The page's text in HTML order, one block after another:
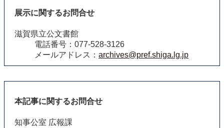
展示に関するお問合せ
滋賀県立公文書館
電話番号：077-528-3126
メールアドレス： archives@pref.shiga.lg.jp
本記事に関するお問合せ
知事公室 広報課